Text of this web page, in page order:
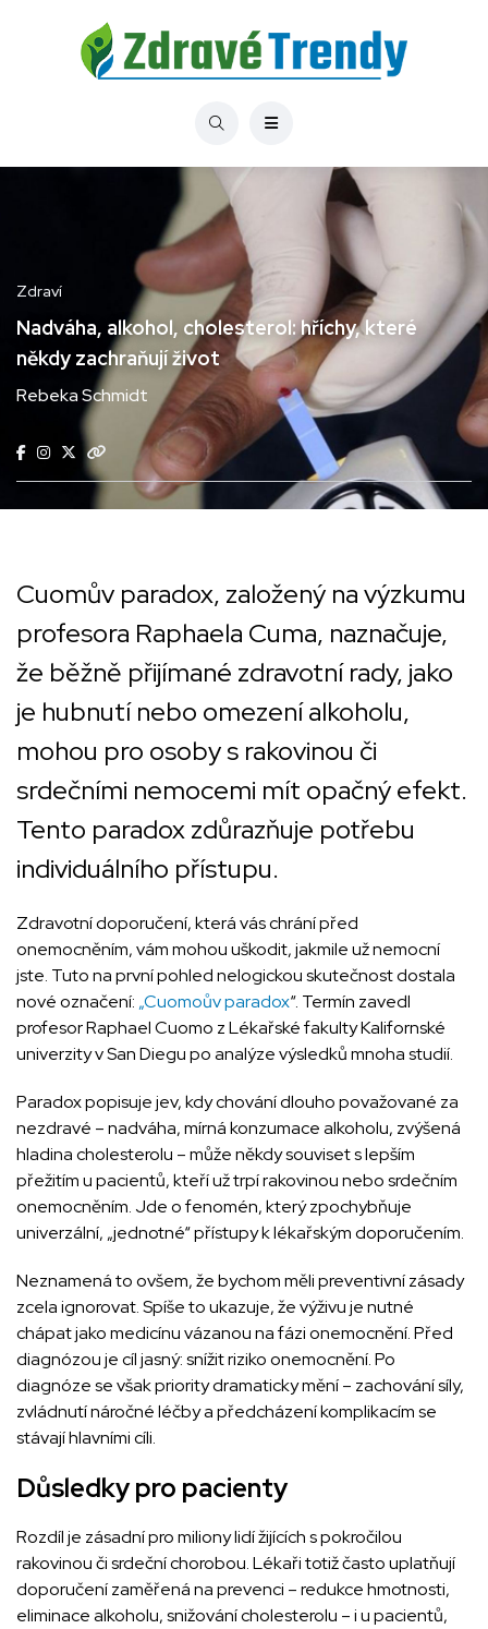
Zdraví
Nadváha, alkohol, cholesterol: hříchy, které
někdy zachraňují život
Rebeka Schmidt
Cuomův paradox, založený na výzkumu
profesora Raphaela Cuma, naznačuje,
že běžně přijímané zdravotní rady, jako
je hubnutí nebo omezení alkoholu,
mohou pro osoby s rakovinou či
srdečními nemocemi mít opačný efekt.
Tento paradox zdůrazňuje potřebu
individuálního přístupu.
Zdravotní doporučení, která vás chrání před
onemocněním, vám mohou uškodit, jakmile už nemocní
jste. Tuto na první pohled nelogickou skutečnost dostala
nové označení: „Cuomoův paradox“. Termín zavedl
profesor Raphael Cuomo z Lékařské fakulty Kalifornské
univerzity v San Diegu po analýze výsledků mnoha studií.
Paradox popisuje jev, kdy chování dlouho považované za
nezdravé – nadváha, mírná konzumace alkoholu, zvýšená
hladina cholesterolu – může někdy souviset s lepším
přežitím u pacientů, kteří už trpí rakovinou nebo srdečním
onemocněním. Jde o fenomén, který zpochybňuje
univerzální, „jednotné“ přístupy k lékařským doporučením.
Neznamená to ovšem, že bychom měli preventivní zásady
zcela ignorovat. Spíše to ukazuje, že výživu je nutné
chápat jako medicínu vázanou na fázi onemocnění. Před
diagnózou je cíl jasný: snížit riziko onemocnění. Po
diagnóze se však priority dramaticky mění – zachování síly,
zvládnutí náročné léčby a předcházení komplikacím se
stávají hlavními cíli.
Důsledky pro pacienty
Rozdíl je zásadní pro miliony lidí žijících s pokročilou
rakovinou či srdeční chorobou. Lékaři totiž často uplatňují
doporučení zaměřená na prevenci – redukce hmotnosti,
eliminace alkoholu, snižování cholesterolu – i u pacientů,